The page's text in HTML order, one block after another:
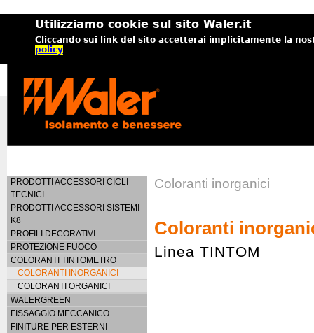
Utilizziamo cookie sul sito Waler.it
Cliccando sui link del sito accetterai implicitamente la
policy
Coloranti inorganici
Coloranti
Linea TINTOM
PRODOTTI ACCESSORI CICLI
TECNICI
PRODOTTI ACCESSORI SISTEMI
K8
PROFILI DECORATIVI
PROTEZIONE FUOCO
COLORANTI TINTOMETRO
COLORANTI INORGANICI
COLORANTI ORGANICI
WALERGREEN
FISSAGGIO MECCANICO
FINITURE PER ESTERNI